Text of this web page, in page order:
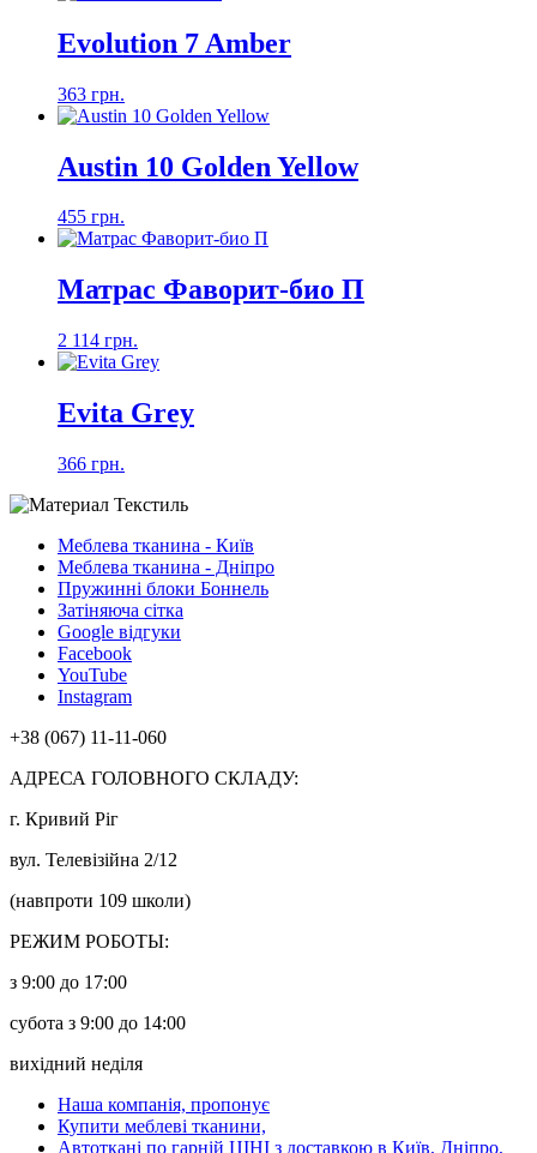
Evolution 7 Amber
363 грн.
Austin 10 Golden Yellow
455 грн.
Матрас Фаворит-био П
2 114 грн.
Evita Grey
366 грн.
Меблева тканина - Київ
Меблева тканина - Дніпро
Пружинні блоки Боннель
Затіняюча сітка
Google відгуки
Facebook
YouTube
Instagram
+38 (067) 11-11-060
АДРЕСА ГОЛОВНОГО СКЛАДУ:
г. Кривий Ріг
вул. Телевізійна 2/12
(навпроти 109 школи)
РЕЖИМ РОБОТЫ:
з 9:00 до 17:00
субота з 9:00 до 14:00
вихідний неділя
Наша компанія, пропонує
Купити меблеві тканини,
Автоткані по гарній ЦІНІ з доставкою в Київ, Дніпро,